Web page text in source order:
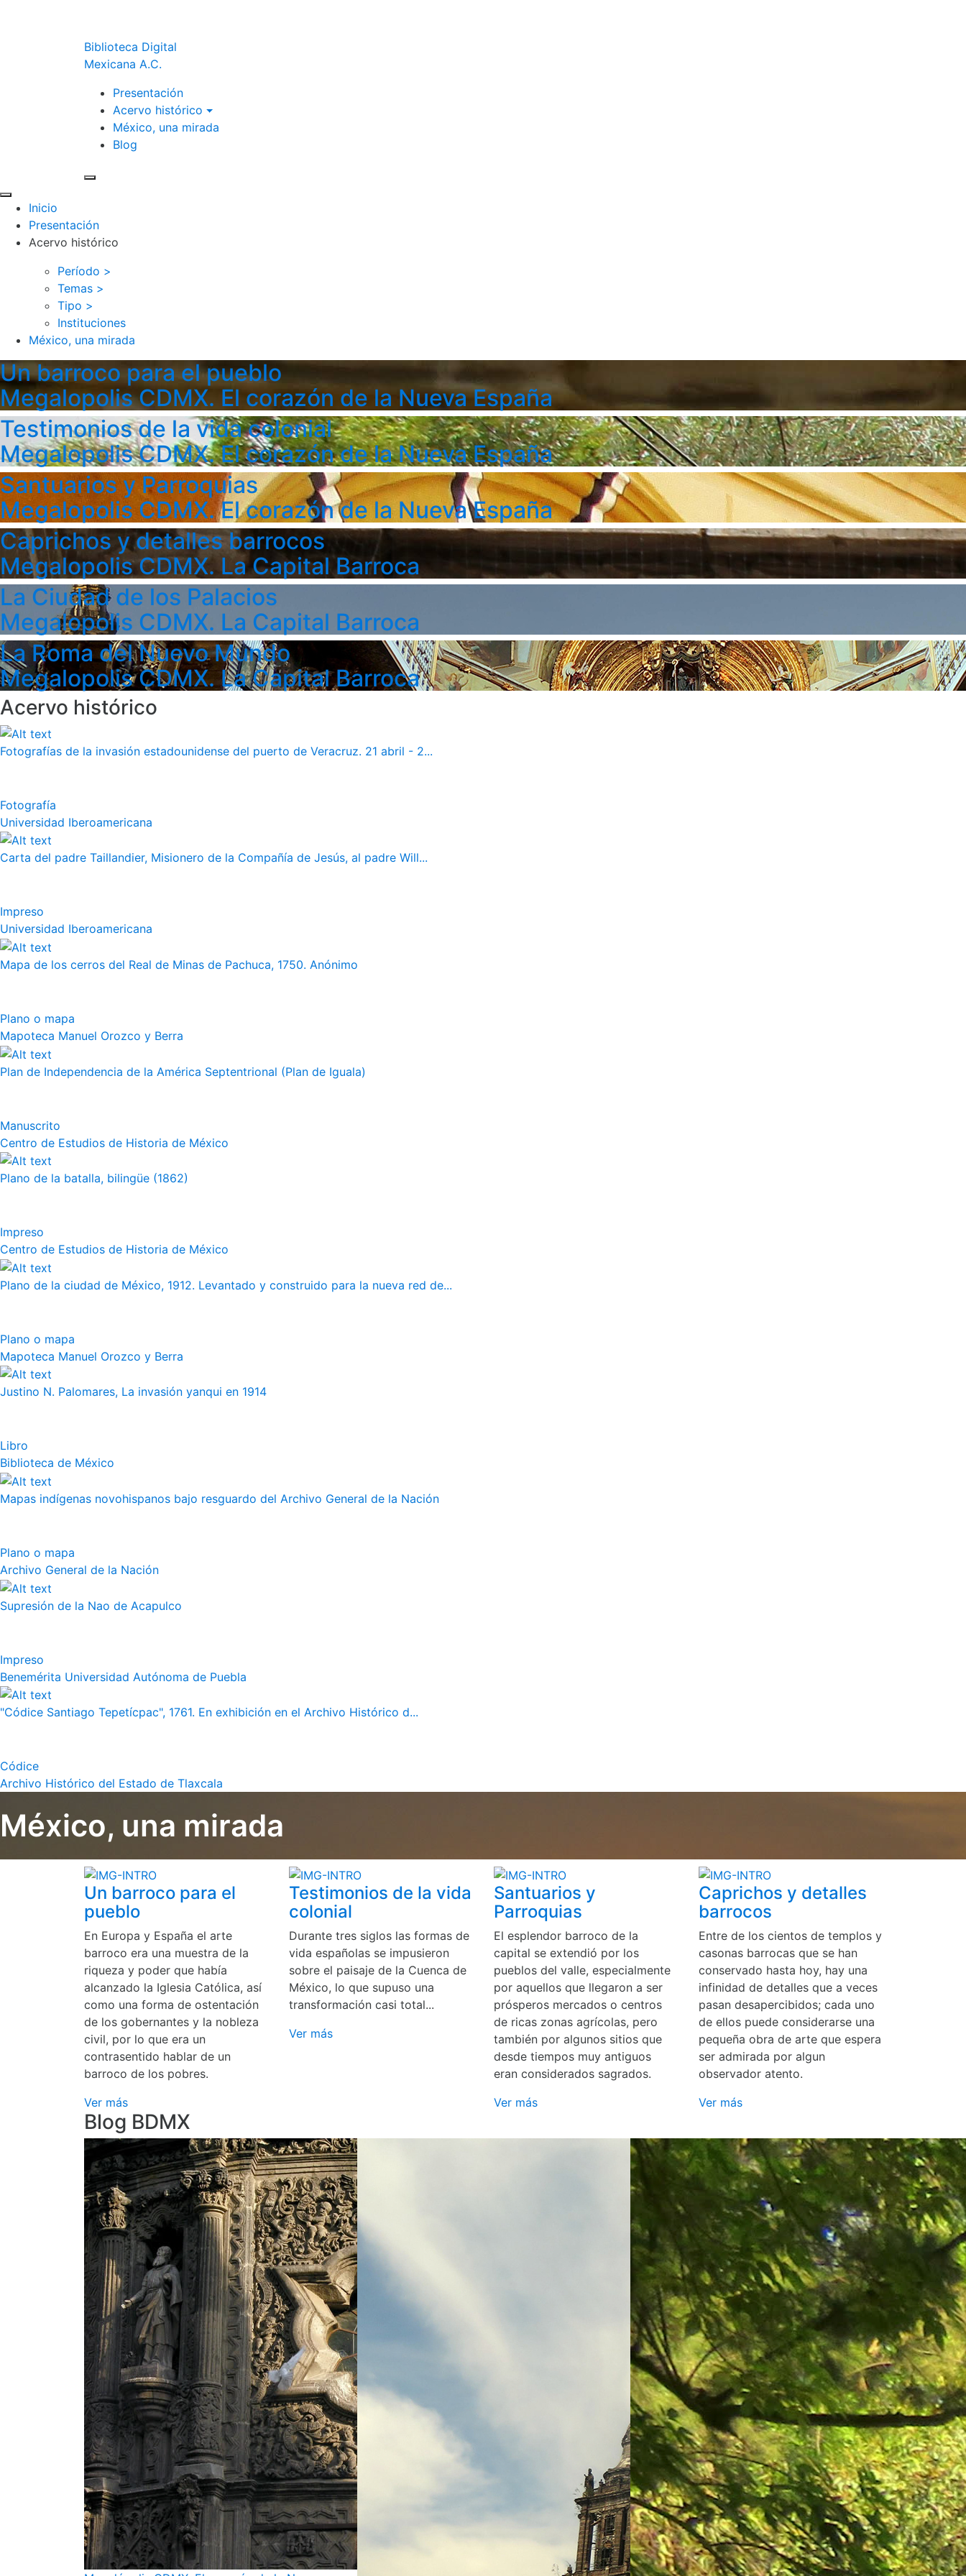
Biblioteca Digital
Mexicana A.C.
Presentación
Acervo histórico
México, una mirada
Blog
Inicio
Presentación
Acervo histórico
Período >
Temas >
Tipo >
Instituciones
México, una mirada
Un barroco para el pueblo
Megalopolis CDMX. El corazón de la Nueva España
Testimonios de la vida colonial
Megalopolis CDMX. El corazón de la Nueva España
Santuarios y Parroquias
Megalopolis CDMX. El corazón de la Nueva España
Caprichos y detalles barrocos
Megalopolis CDMX. La Capital Barroca
La Ciudad de los Palacios
Megalopolis CDMX. La Capital Barroca
La Roma del Nuevo Mundo
Megalopolis CDMX. La Capital Barroca
Acervo histórico
Fotografías de la invasión estadounidense del puerto de Veracruz. 21 abril - 2...
Fotografía
Universidad Iberoamericana
Carta del padre Taillandier, Misionero de la Compañía de Jesús, al padre Will...
Impreso
Universidad Iberoamericana
Mapa de los cerros del Real de Minas de Pachuca, 1750. Anónimo
Plano o mapa
Mapoteca Manuel Orozco y Berra
Plan de Independencia de la América Septentrional (Plan de Iguala)
Manuscrito
Centro de Estudios de Historia de México
Plano de la batalla, bilingüe (1862)
Impreso
Centro de Estudios de Historia de México
Plano de la ciudad de México, 1912. Levantado y construido para la nueva red de...
Plano o mapa
Mapoteca Manuel Orozco y Berra
Justino N. Palomares, La invasión yanqui en 1914
Libro
Biblioteca de México
Mapas indígenas novohispanos bajo resguardo del Archivo General de la Nación
Plano o mapa
Archivo General de la Nación
Supresión de la Nao de Acapulco
Impreso
Benemérita Universidad Autónoma de Puebla
"Códice Santiago Tepetícpac", 1761. En exhibición en el Archivo Histórico d...
Códice
Archivo Histórico del Estado de Tlaxcala
México, una mirada
Un barroco para el
pueblo
En Europa y España el arte
barroco era una muestra de la
riqueza y poder que había
alcanzado la Iglesia Católica, así
como una forma de ostentación
de los gobernantes y la nobleza
civil, por lo que era un
contrasentido hablar de un
barroco de los pobres.
Ver más
Testimonios de la vida
colonial
Durante tres siglos las formas de
vida españolas se impusieron
sobre el paisaje de la Cuenca de
México, lo que supuso una
transformación casi total...
Ver más
Santuarios y
Parroquias
El esplendor barroco de la
capital se extendió por los
pueblos del valle, especialmente
por aquellos que llegaron a ser
prósperos mercados o centros
de ricas zonas agrícolas, pero
también por algunos sitios que
desde tiempos muy antiguos
eran considerados sagrados.
Ver más
Caprichos y detalles
barrocos
Entre de los cientos de templos y
casonas barrocas que se han
conservado hasta hoy, hay una
infinidad de detalles que a veces
pasan desapercibidos; cada uno
de ellos puede considerarse una
pequeña obra de arte que espera
ser admirada por algun
observador atento.
Ver más
Blog BDMX